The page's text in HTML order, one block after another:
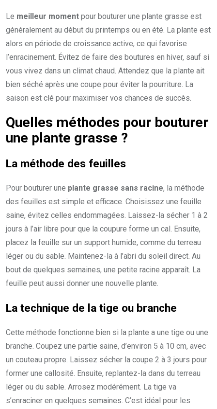
Le meilleur moment pour bouturer une plante grasse est
généralement au début du printemps ou en été. La plante est
alors en période de croissance active, ce qui favorise
l’enracinement. Évitez de faire des boutures en hiver, sauf si
vous vivez dans un climat chaud. Attendez que la plante ait
bien séché après une coupe pour éviter la pourriture. La
saison est clé pour maximiser vos chances de succès.
Quelles méthodes pour bouturer
une plante grasse ?
La méthode des feuilles
Pour bouturer une plante grasse sans racine, la méthode
des feuilles est simple et efficace. Choisissez une feuille
saine, évitez celles endommagées. Laissez-la sécher 1 à 2
jours à l’air libre pour que la coupure forme un cal. Ensuite,
placez la feuille sur un support humide, comme du terreau
léger ou du sable. Maintenez-la à l’abri du soleil direct. Au
bout de quelques semaines, une petite racine apparaît. La
feuille peut aussi donner une nouvelle plante.
La technique de la tige ou branche
Cette méthode fonctionne bien si la plante a une tige ou une
branche. Coupez une partie saine, d’environ 5 à 10 cm, avec
un couteau propre. Laissez sécher la coupe 2 à 3 jours pour
former une callosité. Ensuite, replantez-la dans du terreau
léger ou du sable. Arrosez modérément. La tige va
s’enraciner en quelques semaines. C’est idéal pour les